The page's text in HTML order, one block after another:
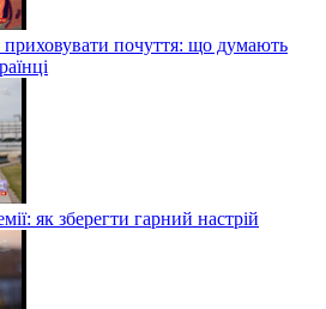
приховувати почуття: що думають
як зберегти гарний настрій